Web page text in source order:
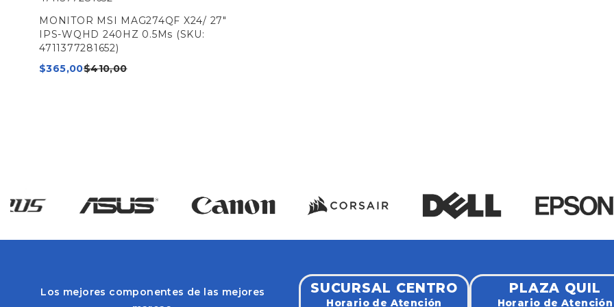
MONITOR MSI MAG274QF X24/ 27"
IPS-WQHD 240HZ 0.5Ms (SKU:
4711377281652)
$410,00
$365,00
Los mejores componentes de las mejores
SUCURSAL CENTRO
Horario de Atención
PLAZA QUIL
Horario de Atención